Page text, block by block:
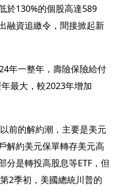
於130%的個股高達589
融資追繳令，間接掀起新
年一整年，壽險保險給付
最大，較2023年增加
前的解約潮，主要是美元
解約美元保單轉存美元高
分是轉投高股息等ETF，但
2季初，美國總統川普的